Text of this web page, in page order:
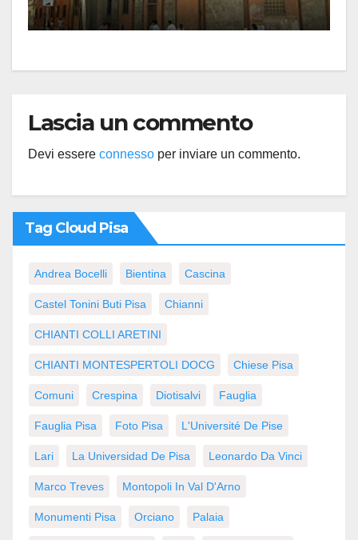
Lascia un commento
Devi essere connesso per inviare un commento.
Tag Cloud Pisa
Andrea Bocelli Bientina Cascina
Castel Tonini Buti Pisa Chianni
CHIANTI COLLI ARETINI
CHIANTI MONTESPERTOLI DOCG Chiese Pisa
Comuni Crespina Diotisalvi Fauglia
Fauglia Pisa Foto Pisa L'Université De Pise
Lari La Universidad De Pisa Leonardo Da Vinci
Marco Treves Montopoli In Val D'Arno
Monumenti Pisa Orciano Palaia